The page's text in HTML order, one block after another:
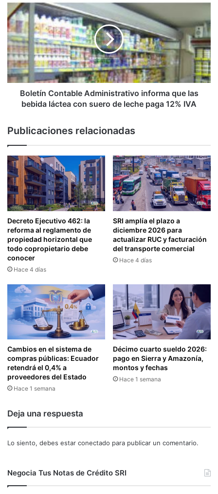
A
P
A
R
A
T
R
Á
S
D
L
S
R
I
o
l
e
t
í
n
C
o
l
e
A
d
m
i
n
i
t
a
t
i
o
n
f
r
m
a
q
u
e
a
b
e
d
Boletín Contable Administrativo informa que las
bebida láctea con suero de leche paga 12% IVA
Publicaciones relacionadas
Decreto Ejecutivo 462: la
reforma al reglamento de
propiedad horizontal que
todo copropietario debe
conocer
Hace 4 días
SRI amplía el plazo a
diciembre 2026 para
actualizar RUC y facturación
del transporte comercial
Hace 4 días
Cambios en el sistema de
compras públicas: Ecuador
retendrá el 0,4% a
proveedores del Estado
Hace 1 semana
Décimo cuarto sueldo 2026:
pago en Sierra y Amazonía,
montos y fechas
Hace 1 semana
Deja una respuesta
Lo siento, debes estar conectado para publicar un comentario.
Negocia Tus Notas de Crédito SRI